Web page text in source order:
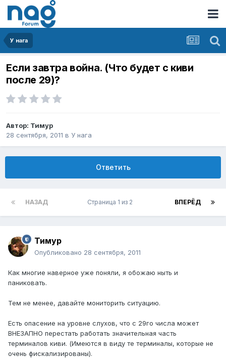
У нага
Если завтра война. (Что будет с киви
после 29)?
Автор: Тимур
28 сентября, 2011 в У нага
Ответить
НАЗАД ВПЕРЁД
Страница 1 из 2
Тимур
Опубликовано 28 сентября, 2011
Как многие наверное уже поняли, я обожаю ныть и
паниковать.
Тем не менее, давайте мониторить ситуацию.
Есть опасение на уровне слухов, что с 29го числа может
ВНЕЗАПНО перестать работать значительная часть
терминалов киви. (Имеются в виду те терминалы, которые не
очень фискализированы).